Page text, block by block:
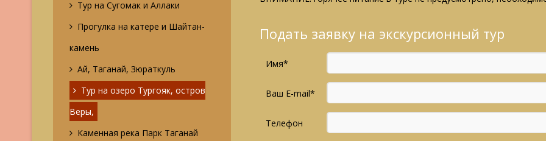
Тур на Сугомак и Аллаки
Прогулка на катере и Шайтан-
камень
Ай, Таганай, Зюраткуль
Тур на озеро Тургояк, остров
Веры,
Каменная река Парк Таганай
Подать заявку на экскурсионный тур
Имя*
Ваш E-mail*
Телефон